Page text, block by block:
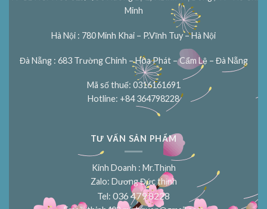
Minh
Hà Nội : 780 Minh Khai – P.Vĩnh Tuy – Hà Nội
Đà Nẵng : 683 Trường Chinh – Hòa Phát – Cẩm Lệ – Đà Nẵng
Mã số thuế: 0316161691
Hotline: +84 364798228
TƯ VẤN SẢN PHẨM
Kinh Doanh : Mr.Thịnh
Zalo: Dương Đức thịnh
Tel: 036 479 8228